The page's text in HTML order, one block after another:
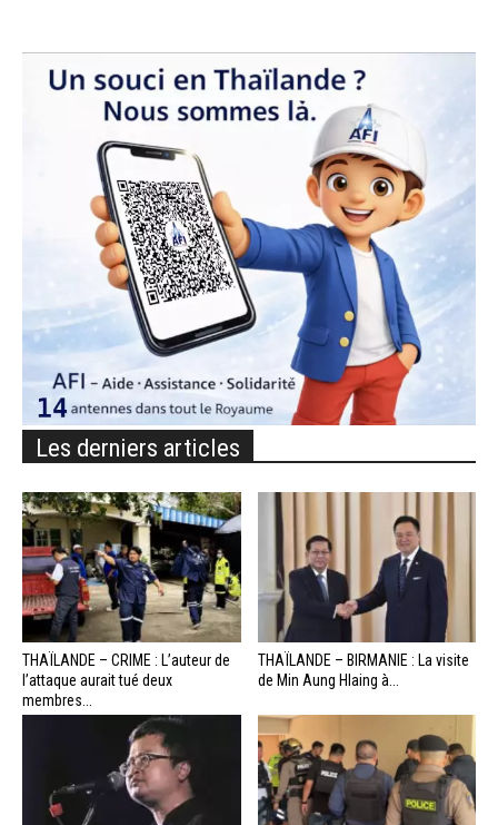
Les derniers articles
THAÏLANDE – CRIME : L’auteur de
l’attaque aurait tué deux
membres...
THAÏLANDE – BIRMANIE : La visite
de Min Aung Hlaing à...